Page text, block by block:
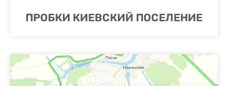
ПРОБКИ КИЕВСКИЙ ПОСЕЛЕНИЕ